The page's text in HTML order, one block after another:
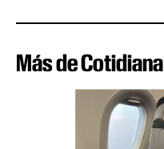
Más de Cotidiana